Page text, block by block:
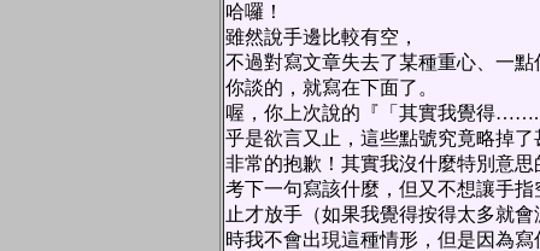
哈囉！
雖然說手邊比較有空，
不過對寫文章失去了某種重心、一
你談的，就寫在下面了。
喔，你上次說的『「其實我覺得
乎是欲言又止，這些點號究竟略掉
非常的抱歉！其實我沒什麼特別意
考下一句寫該什麼，但又不想讓手
止才放手（如果我覺得按得太多就
時我不會出現這種情形，但是因為